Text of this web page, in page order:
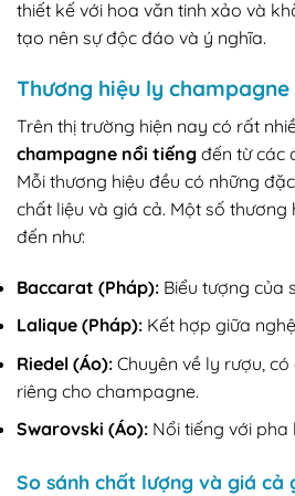
thiết kế với hoa văn tinh xảo và
tạo nên sự độc đáo và ý nghĩa.
Thương hiệu ly
Trên thị trường hiện nay có rất
champagne nổi tiếng đến từ các
Mỗi thương hiệu đều có những
chất liệu và giá cả. Một số thương
đến như:
Baccarat (Pháp): Biểu tượng của
Lalique (Pháp): Kết hợp giữa
Riedel (Áo): Chuyên về ly rượu,
riêng cho champagne.
Swarovski (Áo): Nổi tiếng với pha
So sánh chất lượng và giá cả